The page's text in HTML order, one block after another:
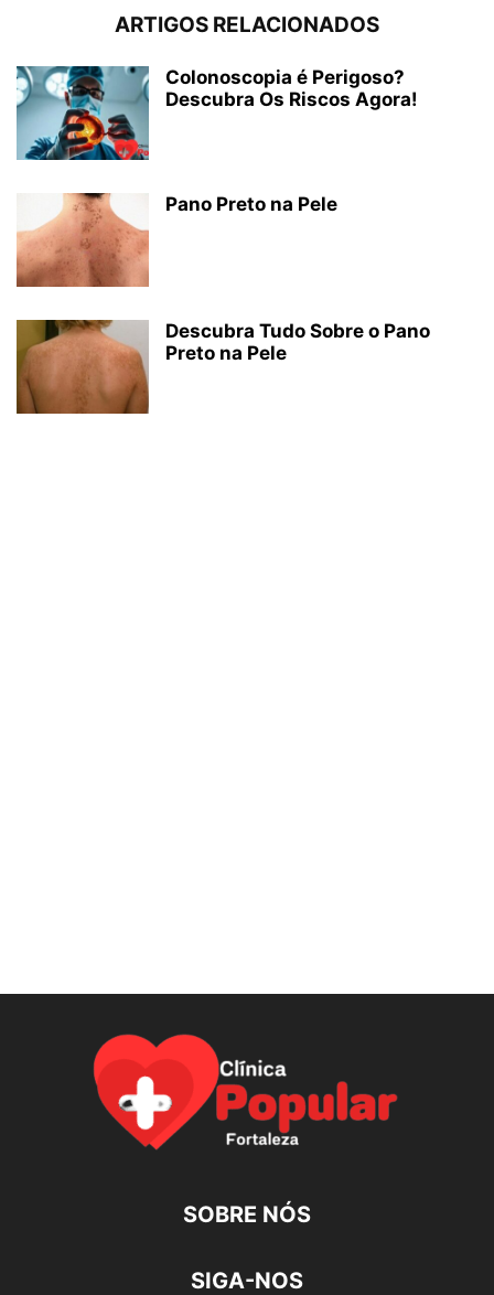
ARTIGOS RELACIONADOS
Colonoscopia é Perigoso?
Descubra Os Riscos Agora!
Pano Preto na Pele
Descubra Tudo Sobre o Pano
Preto na Pele
SOBRE NÓS
SIGA-NOS